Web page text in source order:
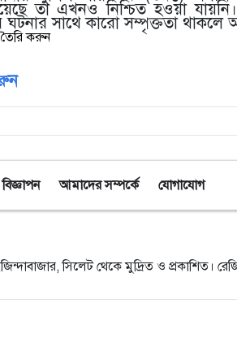
তা এখনও নিশ্চিত হওয়া
ঘটনার সাথে কারো সম্পৃক্ততা
করুন
বিজ্ঞাপন আমাদের সম্পর্কে যোগাযোগ
সিলেট থেকে মুদ্রিত ও প্রকাশিত।